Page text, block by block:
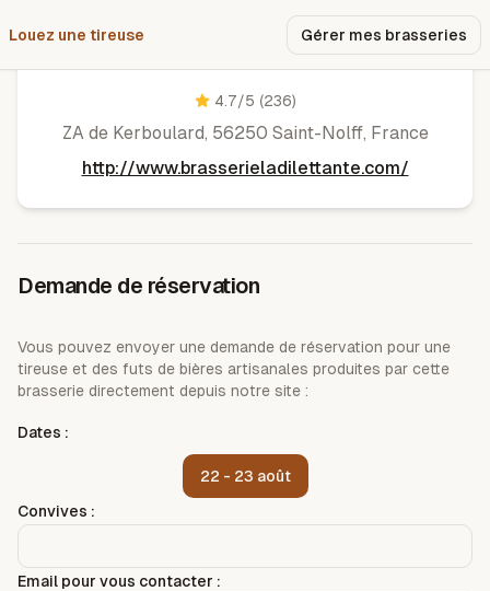
Louez une tireuse Gérer mes brasseries
Brasserie La Dilettante
4.7/5 (236)
ZA de Kerboulard, 56250 Saint-Nolff, France
http://www.brasserieladilettante.com/
Demande de réservation
Vous pouvez envoyer une demande de réservation pour une
tireuse et des futs de bières artisanales produites par cette
brasserie directement depuis notre site :
Dates :
22 - 23 août
Convives :
Email pour vous contacter :